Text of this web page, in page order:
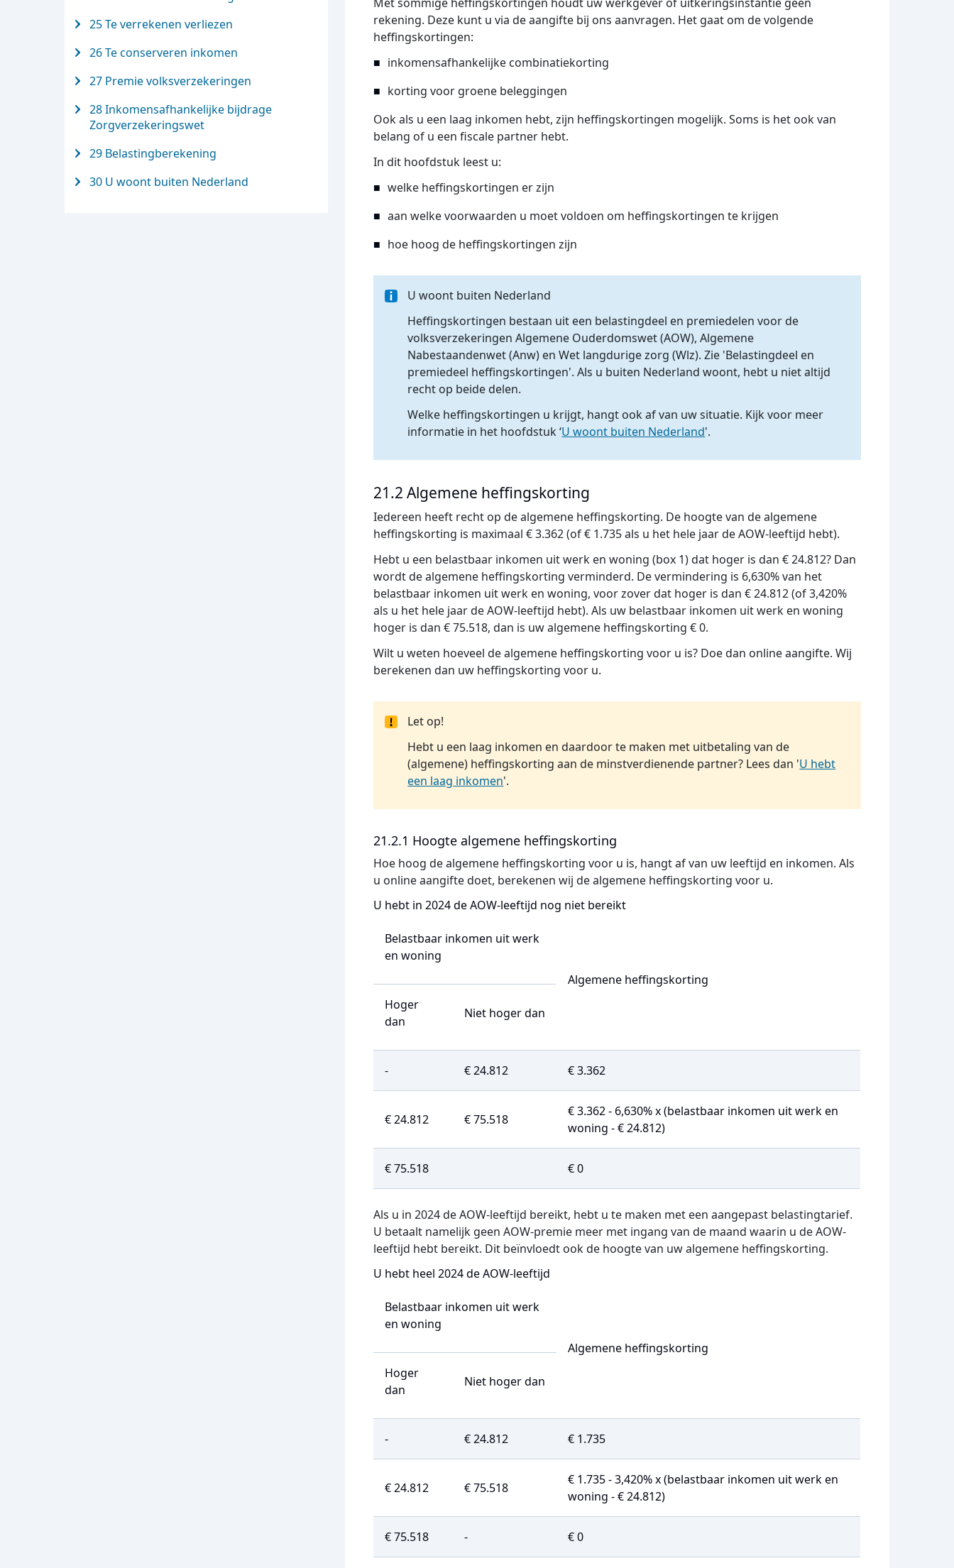
25 Te verrekenen verliezen
26 Te conserveren inkomen
27 Premie volksverzekeringen
28 Inkomensafhankelijke bijdrage
Zorgverzekeringswet
29 Belastingberekening
30 U woont buiten Nederland
rekening. Deze kunt u via de aangifte bij ons aanvragen. Het gaat om de volgende
heffingskortingen:
inkomensafhankelijke combinatiekorting
korting voor groene beleggingen
Ook als u een laag inkomen hebt, zijn heffingskortingen mogelijk. Soms is het ook van
belang of u een fiscale partner hebt.
In dit hoofdstuk leest u:
welke heffingskortingen er zijn
aan welke voorwaarden u moet voldoen om heffingskortingen te krijgen
hoe hoog de heffingskortingen zijn
U woont buiten Nederland
Heffingskortingen bestaan uit een belastingdeel en premiedelen voor de
volksverzekeringen Algemene Ouderdomswet (AOW), Algemene
Nabestaandenwet (Anw) en Wet langdurige zorg (Wlz). Zie 'Belastingdeel en
premiedeel heffingskortingen'. Als u buiten Nederland woont, hebt u niet altijd
recht op beide delen.
Welke heffingskortingen u krijgt, hangt ook af van uw situatie. Kijk voor meer
informatie in het hoofdstuk ‘U woont buiten Nederland'.
21.2 Algemene heffingskorting
Iedereen heeft recht op de algemene heffingskorting. De hoogte van de algemene
heffingskorting is maximaal € 3.362 (of € 1.735 als u het hele jaar de AOW-leeftijd hebt).
Hebt u een belastbaar inkomen uit werk en woning (box 1) dat hoger is dan € 24.812? Dan
wordt de algemene heffingskorting verminderd. De vermindering is 6,630% van het
belastbaar inkomen uit werk en woning, voor zover dat hoger is dan € 24.812 (of 3,420%
als u het hele jaar de AOW-leeftijd hebt). Als uw belastbaar inkomen uit werk en woning
hoger is dan € 75.518, dan is uw algemene heffingskorting € 0.
Wilt u weten hoeveel de algemene heffingskorting voor u is? Doe dan online aangifte. Wij
berekenen dan uw heffingskorting voor u.
Let op!
Hebt u een laag inkomen en daardoor te maken met uitbetaling van de
(algemene) heffingskorting aan de minstverdienende partner? Lees dan 'U hebt
een laag inkomen'.
21.2.1 Hoogte algemene heffingskorting
Hoe hoog de algemene heffingskorting voor u is, hangt af van uw leeftijd en inkomen. Als
u online aangifte doet, berekenen wij de algemene heffingskorting voor u.
U hebt in 2024 de AOW-leeftijd nog niet bereikt
Belastbaar inkomen uit werk
en woning
Algemene heffingskorting
Hoger
dan
Niet hoger dan
- € 24.812 € 3.362
€ 24.812 € 75.518
€ 3.362 - 6,630% x (belastbaar inkomen uit werk en
woning - € 24.812)
€ 75.518 € 0
Als u in 2024 de AOW-leeftijd bereikt, hebt u te maken met een aangepast belastingtarief.
U betaalt namelijk geen AOW-premie meer met ingang van de maand waarin u de AOW-
leeftijd hebt bereikt. Dit beïnvloedt ook de hoogte van uw algemene heffingskorting.
U hebt heel 2024 de AOW-leeftijd
Belastbaar inkomen uit werk
en woning
Algemene heffingskorting
Hoger
dan
Niet hoger dan
- € 24.812 € 1.735
€ 24.812 € 75.518
€ 1.735 - 3,420% x (belastbaar inkomen uit werk en
woning - € 24.812)
€ 75.518 - € 0